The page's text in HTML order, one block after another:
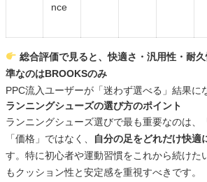
nce
総合評価で見ると、快適さ・汎用性・耐
準なのはBROOKSのみ
PPC流入ユーザーが「迷わず選べる」結果に
ランニングシューズの選び方のポイント
ランニングシューズ選びで最も重要なのは、
「価格」ではなく、
自分の足をどれだけ快適
す。特に初心者や運動習慣をこれから続けた
もクッション性と安定感を重視すべきです。